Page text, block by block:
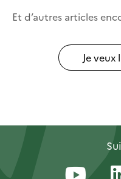
Et d’autres articles
Je veux